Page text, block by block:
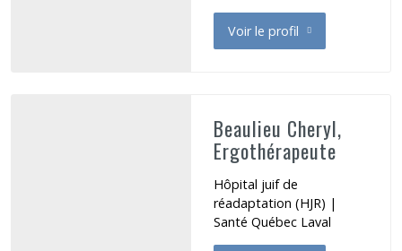
Voir le profil
de Beaudoin Hélène
Beaulieu Cheryl,
Ergothérapeute
Hôpital juif de
réadaptation (HJR) |
Santé Québec Laval